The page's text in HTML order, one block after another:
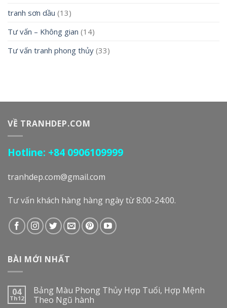
tranh sơn dầu (13)
Tư vấn – Không gian (14)
Tư vấn tranh phong thủy (33)
VỀ TRANHDEP.COM
Hotline: +84 0906109999
tranhdep.com@gmail.com
Tư vấn khách hàng hàng ngày từ 8:00-24:00.
BÀI MỚI NHẤT
04
Th12
Bảng Màu Phong Thủy Hợp Tuổi, Hợp Mệnh
Theo Ngũ hành